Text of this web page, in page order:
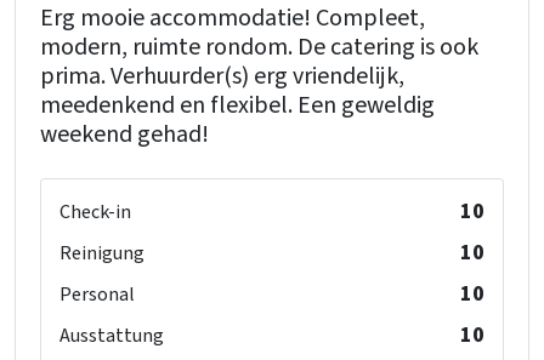
Erg mooie accommodatie! Compleet,
modern, ruimte rondom. De catering is ook
prima. Verhuurder(s) erg vriendelijk,
meedenkend en flexibel. Een geweldig
weekend gehad!
Check-in 10
Reinigung 10
Personal 10
Ausstattung 10